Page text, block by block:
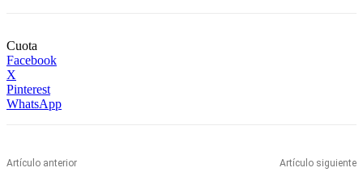
Cuota
Facebook
X
Pinterest
WhatsApp
Artículo anterior Artículo siguiente